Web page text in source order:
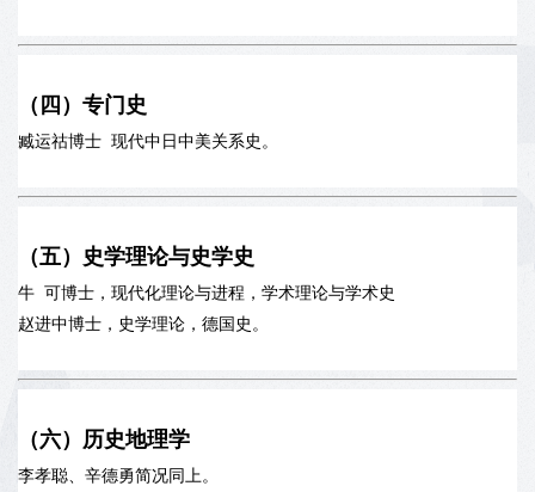
（四）专门史
臧运祜博士 现代中日中美关系史。
（五）史学理论与史学史
牛 可博士，现代化理论与进程，学术理论与学术史
赵进中博士，史学理论，德国史。
（六）历史地理学
李孝聪、辛德勇简况同上。